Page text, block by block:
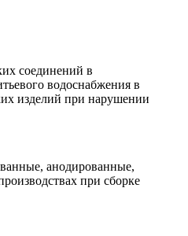
соединений в
водоснабжения в
изделий при нарушении
анодированные,
при сборке